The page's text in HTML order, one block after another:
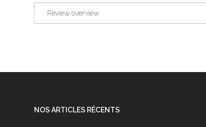
Review overview
NOS ARTICLES RÉCENTS